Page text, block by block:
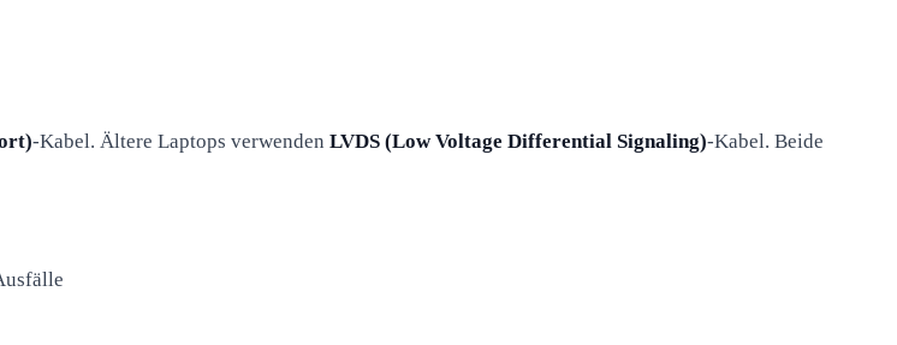
-Kabel. Ältere Laptops verwenden LVDS (Low Voltage Differential Signaling)-Kabel. Beide